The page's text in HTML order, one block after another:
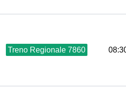
Treno Regionale 7860